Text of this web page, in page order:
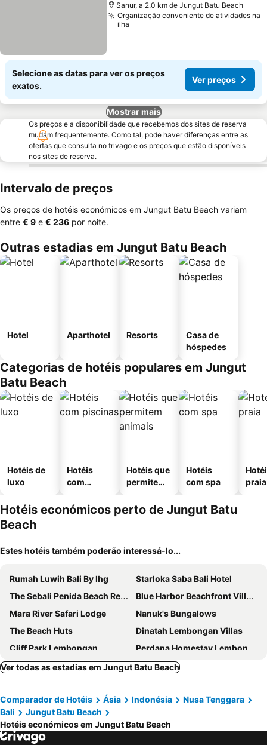
Sanur, a 2.0 km de Jungut Batu Beach
Organização conveniente de atividades na
ilha
Selecione as datas para ver os preços
exatos.
Ver preços
Mostrar mais
Os preços e a disponibilidade que recebemos dos sites de reserva
mudam frequentemente. Como tal, pode haver diferenças entre as
ofertas que consulta no trivago e os preços que estão disponíveis
nos sites de reserva.
Intervalo de preços
Os preços de hotéis económicos em Jungut Batu Beach variam
entre ‎€ 9 e ‎€ 236 por noite.
Outras estadias em Jungut Batu Beach
Hotel Aparthotel Resorts
Casa de
hóspedes
Categorias de hotéis populares em Jungut
Batu Beach
Hotéis de
luxo
Hotéis
com
Hotéis que
permitem
Hotéis
com spa
praia
Hotéis económicos perto de Jungut Batu
Beach
Estes hotéis também poderão interessá-lo...
Rumah Luwih Bali By Ihg
Starloka Saba Bali Hotel
The Sebali Penida Beach Resort
Blue Harbor Beachfront Villas & Resto
Mara River Safari Lodge
Nanuk's Bungalows
The Beach Huts
Dinatah Lembongan Villas
Cliff Park Lembongan
Perdana Homestay Lembongan
Pemedal Beach Resort
Batu Karang Lembongan Resort And Day Spa
Seaside Huts Lembongan
Lembongan Cempaka Villa & Restaurant
Dream Beach Kubu & SPA by ABM
Sedok Jineng Villa
Ver todas as estadias em Jungut Batu Beach
Comparador de Hotéis Ásia Indonésia
Nusa Tenggara
Bali
Jungut Batu Beach
Hotéis económicos em Jungut Batu Beach